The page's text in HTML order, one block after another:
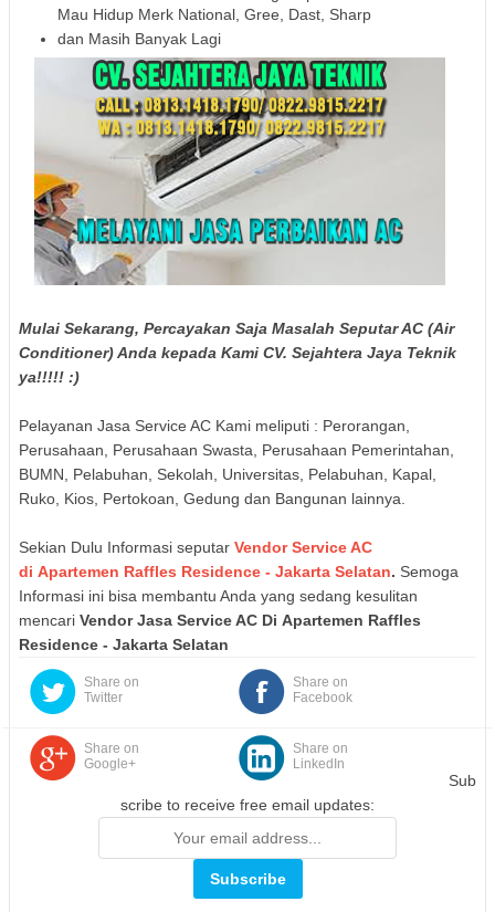
Mau Hidup Merk National, Gree, Dast, Sharp
dan Masih Banyak Lagi
Mulai Sekarang, Percayakan Saja Masalah Seputar AC (Air
Conditioner) Anda kepada Kami CV. Sejahtera Jaya Teknik
ya!!!!! :)
Pelayanan Jasa Service AC Kami meliputi : Perorangan,
Perusahaan, Perusahaan Swasta, Perusahaan Pemerintahan,
BUMN, Pelabuhan, Sekolah, Universitas, Pelabuhan, Kapal,
Ruko, Kios, Pertokoan, Gedung dan Bangunan lainnya.
Sekian Dulu Informasi seputar Vendor Service AC
di Apartemen Raffles Residence - Jakarta Selatan. Semoga
Informasi ini bisa membantu Anda yang sedang kesulitan
mencari Vendor Jasa Service AC Di Apartemen Raffles
Residence - Jakarta Selatan
Share on
Facebook
Share on
Twitter
Share on
Google+
Share on
LinkedIn
Sub
scribe to receive free email updates: